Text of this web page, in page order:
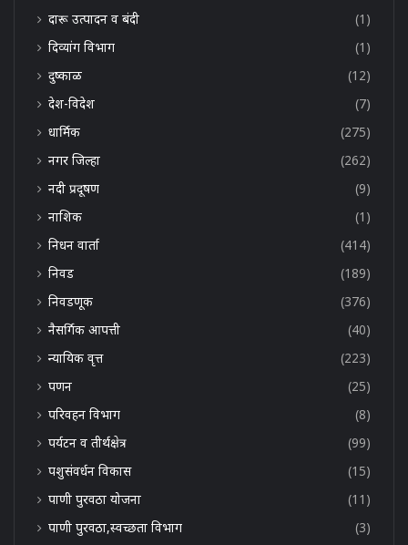
दारू उत्पादन व बंदी
(1)
दिव्यांग विभाग
(1)
दुष्काळ
(12)
देश-विदेश
(7)
धार्मिक
(275)
नगर जिल्हा
(262)
नदी प्रदूषण
(9)
नाशिक
(1)
निधन वार्ता
(414)
निवड
(189)
निवडणूक
(376)
नैसर्गिक आपत्ती
(40)
न्यायिक वृत्त
(223)
पणन
(25)
परिवहन विभाग
(8)
पर्यटन व तीर्थक्षेत्र
(99)
पशुसंवर्धन विकास
(15)
पाणी पुरवठा योजना
(11)
पाणी पुरवठा,स्वच्छता विभाग
(3)